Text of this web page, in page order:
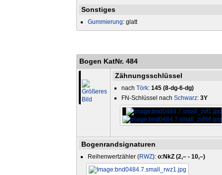
Sonstiges
Gummierung: glatt
Bogen KatNr. 484
Zähnungsschlüssel
nach Törk: 145 (8-dg-6-dg)
FN-Schlüssel nach Schwarz: 3Y
Bogenrandsignaturen
Reihenwertzähler (RWZ): o:NkZ (2,– - 10,–)